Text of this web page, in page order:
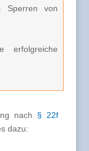
Sperren von
nach § 22f
dazu: